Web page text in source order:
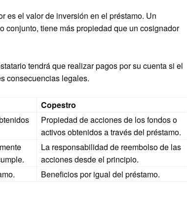
es el valor de inversión en el préstamo. Un
conjunto, tiene más propiedad que un cosignador
tendrá que realizar pagos por su cuenta si el
consecuencias legales.
Copestro
Propiedad de acciones de los fondos o
activos obtenidos a través del préstamo.
La responsabilidad de reembolso de las
acciones desde el principio.
Beneficios por igual del préstamo.